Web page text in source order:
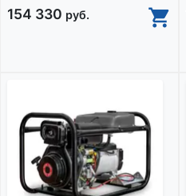
154 330 руб.